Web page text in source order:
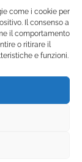
come i cookie per
Il consenso a
il comportamento
o ritirare il
e funzioni.
TVision